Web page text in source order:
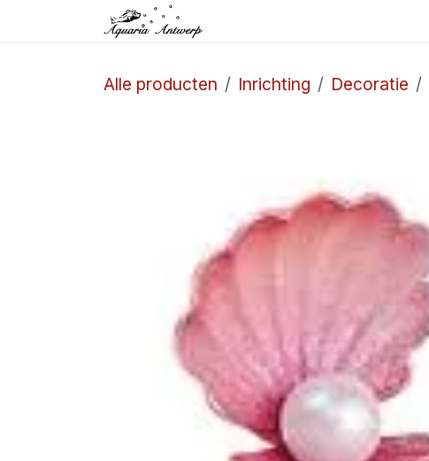
Overslaan naar inhoud
Alle producten Inrichting Decoratie